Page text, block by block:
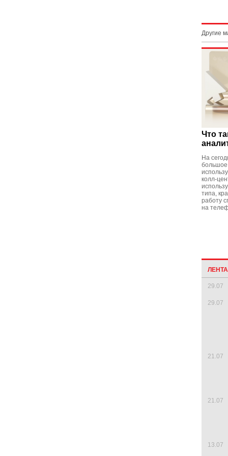
Другие
Что
На
большое
колл-
типа,
работу
на
29.07
29.07
21.07
21.07
13.07